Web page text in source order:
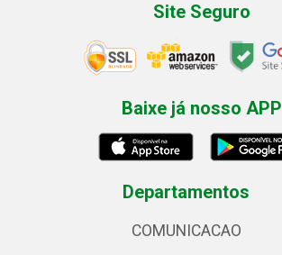
Site Seguro
Baixe já nosso APP
Departamentos
COMUNICACAO